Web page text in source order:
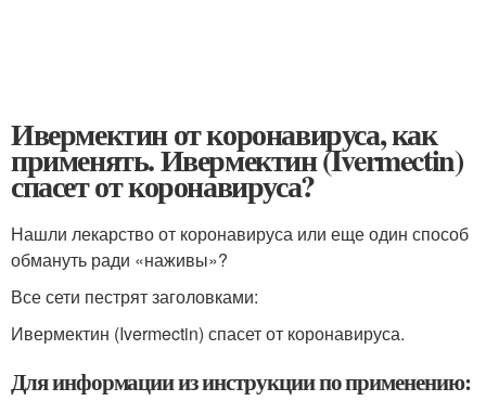
Ивермектин от коронавируса, как
применять. Ивермектин (Ivermectin)
спасет от коронавируса?
Нашли лекарство от коронавируса или еще один способ
обмануть ради «наживы»?
Все сети пестрят заголовками:
Ивермектин (Ivermectin) спасет от коронавируса.
Для информации из инструкции по применению: